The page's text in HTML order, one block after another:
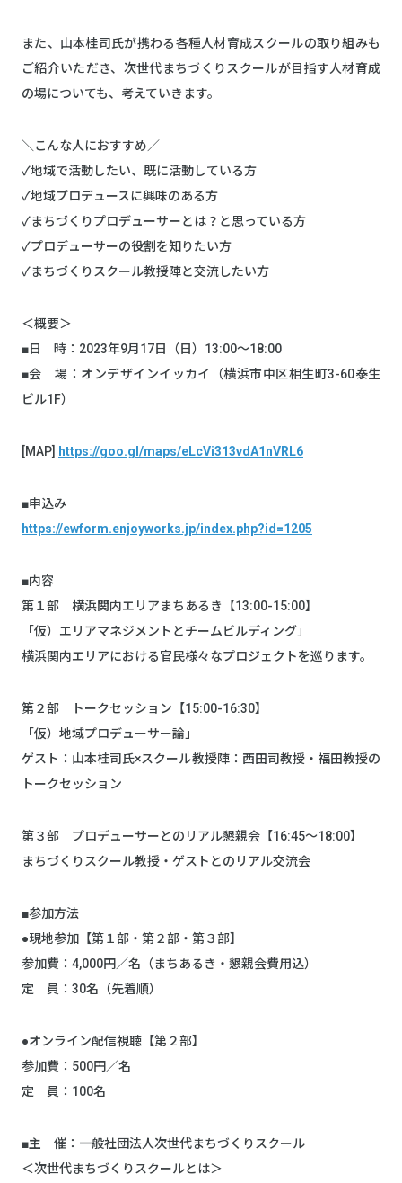
また、山本桂司氏が携わる各種人材育成スクールの取り組みも
ご紹介いただき、次世代まちづくりスクールが目指す人材育成
の場についても、考えていきます。
＼こんな人におすすめ／
✓地域で活動したい、既に活動している方
✓地域プロデュースに興味のある方
✓まちづくりプロデューサーとは？と思っている方
✓プロデューサーの役割を知りたい方
✓まちづくりスクール教授陣と交流したい方
＜概要＞
■日 時：2023年9月17日（日）13:00～18:00
■会 場：オンデザインイッカイ（横浜市中区相生町3-60泰生
ビル1F）
[MAP] https://goo.gl/maps/eLcVi313vdA1nVRL6
■申込み
https://ewform.enjoyworks.jp/index.php?id=1205
■内容
第１部｜横浜関内エリアまちあるき【13:00-15:00】
「仮）エリアマネジメントとチームビルディング」
横浜関内エリアにおける官民様々なプロジェクトを巡ります。
第２部｜トークセッション【15:00-16:30】
「仮）地域プロデューサー論」
ゲスト：山本桂司氏×スクール教授陣：西田司教授・福田教授の
トークセッション
第３部｜プロデューサーとのリアル懇親会【16:45～18:00】
まちづくりスクール教授・ゲストとのリアル交流会
■参加方法
●現地参加【第１部・第２部・第３部】
参加費：4,000円／名（まちあるき・懇親会費用込）
定 員：30名（先着順）
●オンライン配信視聴【第２部】
参加費：500円／名
定 員：100名
■主 催：一般社団法人次世代まちづくりスクール
＜次世代まちづくりスクールとは＞